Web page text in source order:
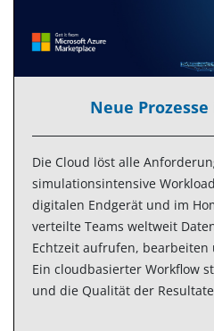
Neue
Die Cloud löst alle
simulationsintensive
digitalen Endgerät und im
verteilte Teams weltweit
Echtzeit aufrufen,
Ein cloudbasierter Workflow
und die Qualität der